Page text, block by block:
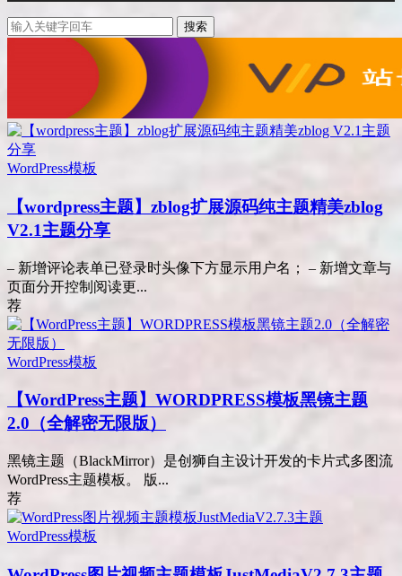
搜索
WordPress模板
【wordpress主题】zblog扩展源码纯主题精美zblog
V2.1主题分享
– 新增评论表单已登录时头像下方显示用户名； – 新增文章与
页面分开控制阅读更...
荐
WordPress模板
【WordPress主题】WORDPRESS模板黑镜主题
2.0（全解密无限版）
黑镜主题（BlackMirror）是创狮自主设计开发的卡片式多图流
WordPress主题模板。 版...
荐
WordPress模板